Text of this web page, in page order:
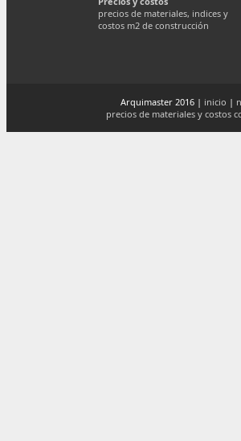
precios de materiales, indices y
costos m2 de construcción
Arquimaster 2016 | inicio |
precios de materiales y costos